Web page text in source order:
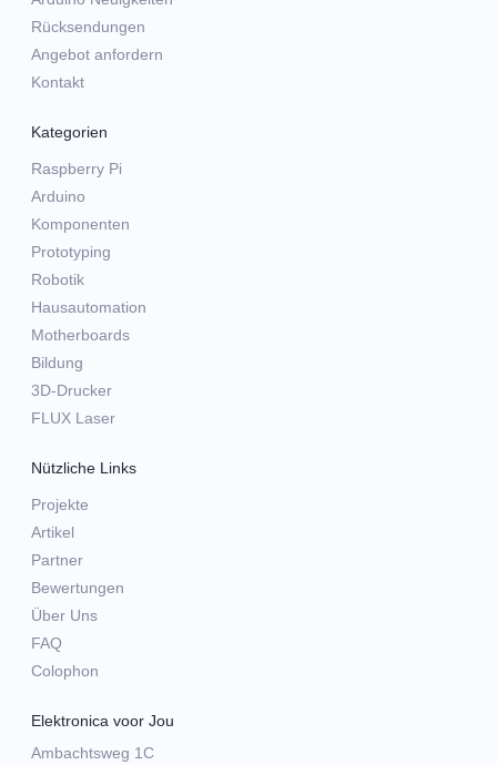
Rücksendungen
Angebot anfordern
Kontakt
Kategorien
Raspberry Pi
Arduino
Komponenten
Prototyping
Robotik
Hausautomation
Motherboards
Bildung
3D-Drucker
FLUX Laser
Nützliche Links
Projekte
Artikel
Partner
Bewertungen
Über Uns
FAQ
Colophon
Elektronica voor Jou
Ambachtsweg 1C